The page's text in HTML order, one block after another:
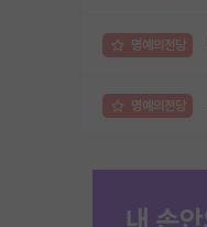
명예의전당
명예의전당